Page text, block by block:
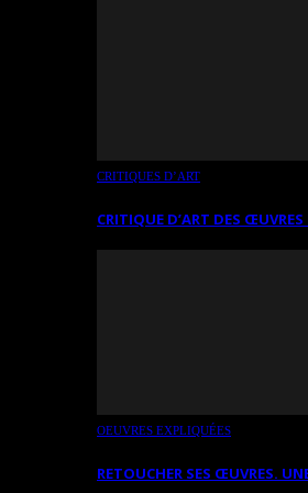
CRITIQUES D’ART
CRITIQUE D’ART DES
OEUVRES EXPLIQUÉES
RETOUCHER SES ŒUVRES.